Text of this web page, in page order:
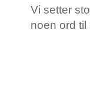
Vi setter
noen ord til